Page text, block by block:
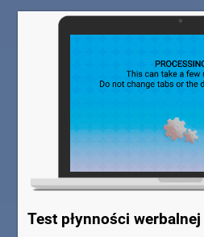
Test płynności werbalnej